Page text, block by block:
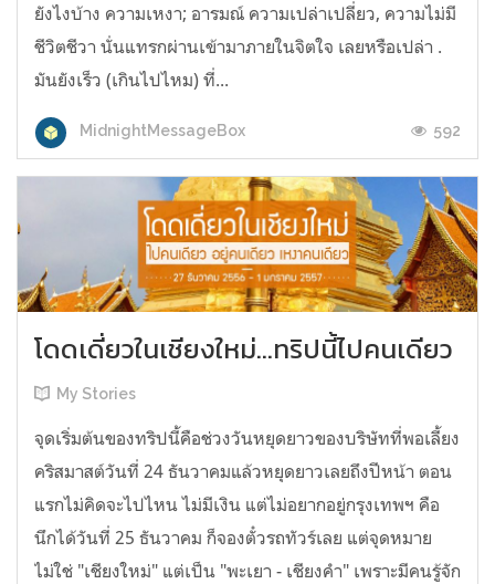
ยังไงบ้าง ความเหงา; อารมณ์ ความเปล่าเปลี่ยว, ความไม่มี
ชีวิตชีวา นั่นแทรกผ่านเข้ามาภายในจิตใจ เลยหรือเปล่า .
มันยังเร็ว (เกินไปไหม) ที่...
MidnightMessageBox 592
โดดเดี่ยวในเชียงใหม่...ทริปนี้ไปคนเดียว
My Stories
จุดเริ่มต้นของทริปนี้คือช่วงวันหยุดยาวของบริษัทที่พอเลี้ยง
คริสมาสต์วันที่ 24 ธันวาคมแล้วหยุดยาวเลยถึงปีหน้า ตอน
แรกไม่คิดจะไปไหน ไม่มีเงิน แต่ไม่อยากอยู่กรุงเทพฯ คือ
นึกได้วันที่ 25 ธันวาคม ก็จองตั๋วรถทัวร์เลย แต่จุดหมาย
ไม่ใช่ "เชียงใหม่" แต่เป็น "พะเยา - เชียงคำ" เพราะมีคนรู้จัก